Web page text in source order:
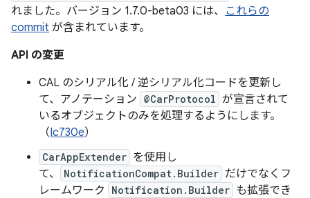
れました。バージョン 1.7.0-beta03 には、 これらの
commit が含まれています。
API の変更
CAL のシリアル化 / 逆シリアル化コードを更新し
て、アノテーション @CarProtocol が宣言されて
いるオブジェクトのみを処理するようにします。
（Ic730e）
CarAppExtender を使用し
て、
NotificationCompat.Builder だけでなくフ
レームワーク
Notification.Builder も拡張でき